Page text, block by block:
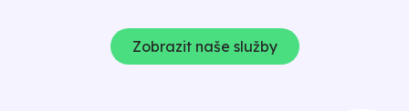
Zobrazit naše služby